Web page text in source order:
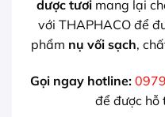
dược tươi mang lại
với THAPHACO để
phẩm nụ vối sạch,
Gọi ngay hotline:
để được hỗ